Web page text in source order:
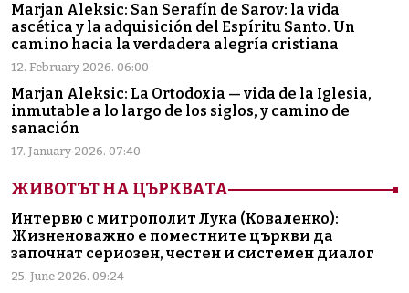
Marjan Aleksic: San Serafín de Sarov: la vida
ascética y la adquisición del Espíritu Santo. Un
camino hacia la verdadera alegría cristiana
12. February 2026. 06:00
Marjan Aleksic: La Ortodoxia — vida de la Iglesia,
inmutable a lo largo de los siglos, y camino de
sanación
17. January 2026. 07:40
ЖИВОТЪТ НА ЦЪРКВАТА
Интервю с митрополит Лука (Коваленко):
Жизненоважно е поместните църкви да
започнат сериозен, честен и системен диалог
25. June 2026. 09:24